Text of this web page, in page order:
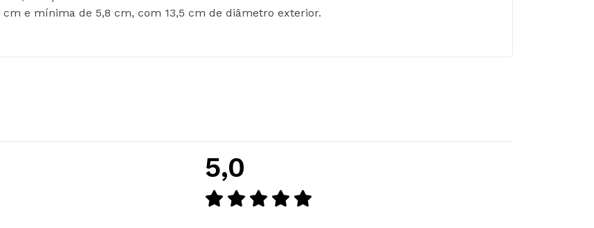
e mínima de 5,8 cm, com 13,5 cm de diâmetro exterior.
5,0